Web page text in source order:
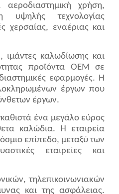
χρήση,
υψηλής τεχνολογίας
χερσαίας, εναέριας και
ιμάντες καλωδίωσης και
προϊόντα ΟΕΜ σε
εφαρμογές. Η
έργων που
έργων.
ένα μεγάλο εύρος
καλώδια. Η εταιρεία
επίπεδο, μεταξύ των
εταιρείες και
τηλεπικοινωνιακών
και της ασφάλειας.